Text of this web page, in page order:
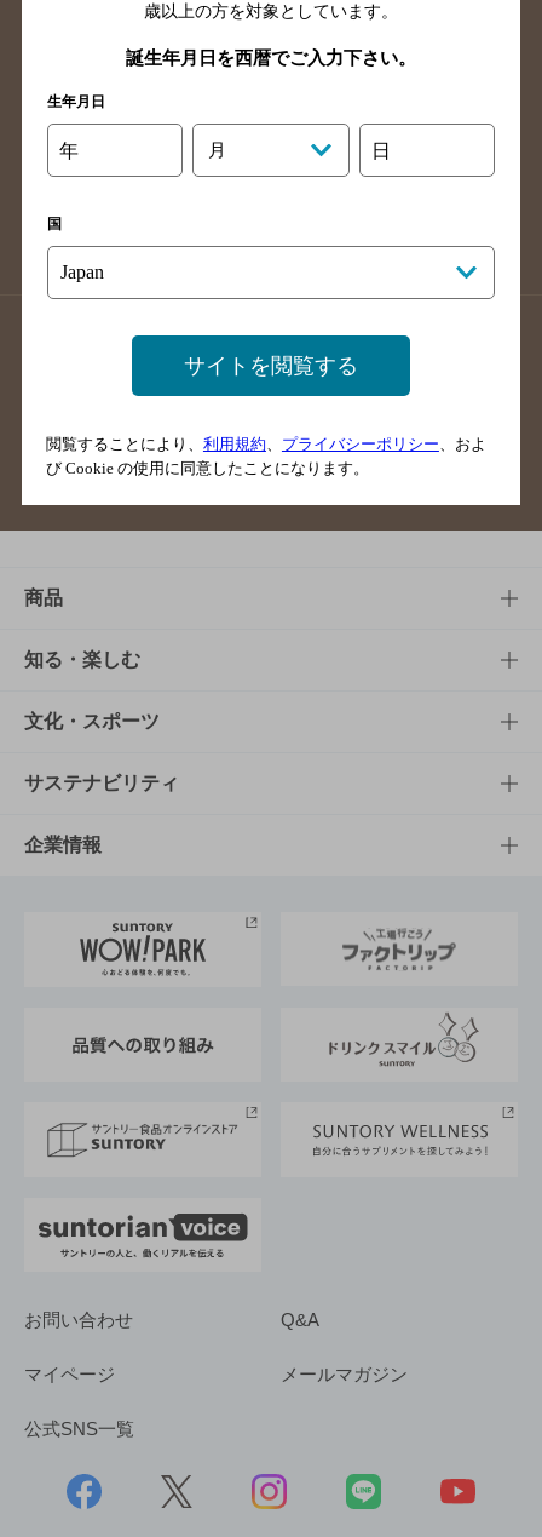
島根県のバー検索
徳島県のバー検索
香川県のバー検索
愛媛県のバー検索
高知県のバー検索
長崎県のバー検索
佐賀県のバー検索
大分県のバー検索
熊本県のバー検索
沖縄県のバー検索
店舗登録方法のご案内
店舗情報更新方法のご案内
掲載店舗様ログイン
ご意見・ご感想
商品
商品TOP
商品一覧
商品発売情報
栄養成分一覧
知る・楽しむ
知る・楽しむTOP
キャンペーン
工場見学
地域情報
文化・スポーツ
文化・スポーツTOP
サントリーホール
サントリーサンバーズ大阪
サステナビリティ
サステナビリティTOP
サントリーが考えるサステナビリティ経営
企業情報
企業概要
採用情報
お問い合わせ Q&A
マイページ メールマガジン
公式SNS一覧
歳以上の方を対象としています。
誕生年月日を西暦でご入力下さい。
生年月日
年 月 日
国
サイトを閲覧する
閲覧することにより、 利用規約 プライバシーポリシー 、およ
び Cookie の使用に同意したことになります。